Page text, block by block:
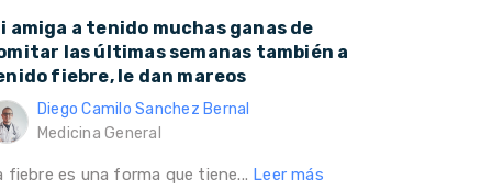
amiga a tenido muchas ganas de
las últimas semanas también a
fiebre, le dan mareos
Diego Camilo Sanchez Bernal
Medicina General
fiebre es una forma que tiene... Leer más